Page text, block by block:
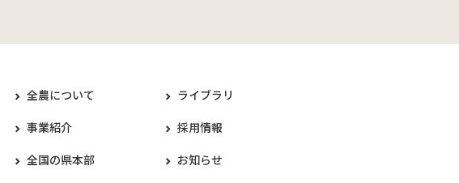
全農について
事業紹介
全国の県本部
ライブラリ
採用情報
お知らせ